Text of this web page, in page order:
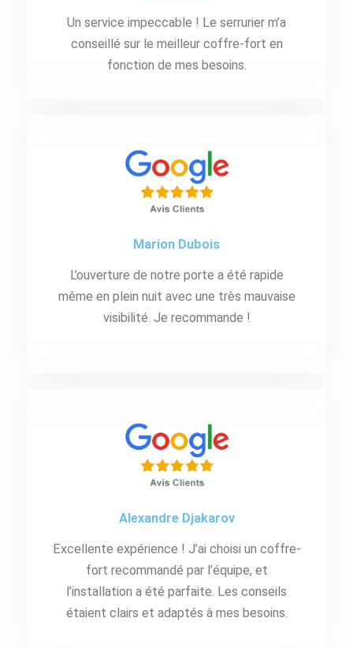
Un service impeccable ! Le serrurier m’a
conseillé sur le meilleur coffre-fort en
fonction de mes besoins.
Marion Dubois
L’ouverture de notre porte a été rapide
même en plein nuit avec une très mauvaise
visibilité. Je recommande !
Alexandre Djakarov
Excellente expérience ! J’ai choisi un coffre-
fort recommandé par l’équipe, et
l’installation a été parfaite. Les conseils
étaient clairs et adaptés à mes besoins.